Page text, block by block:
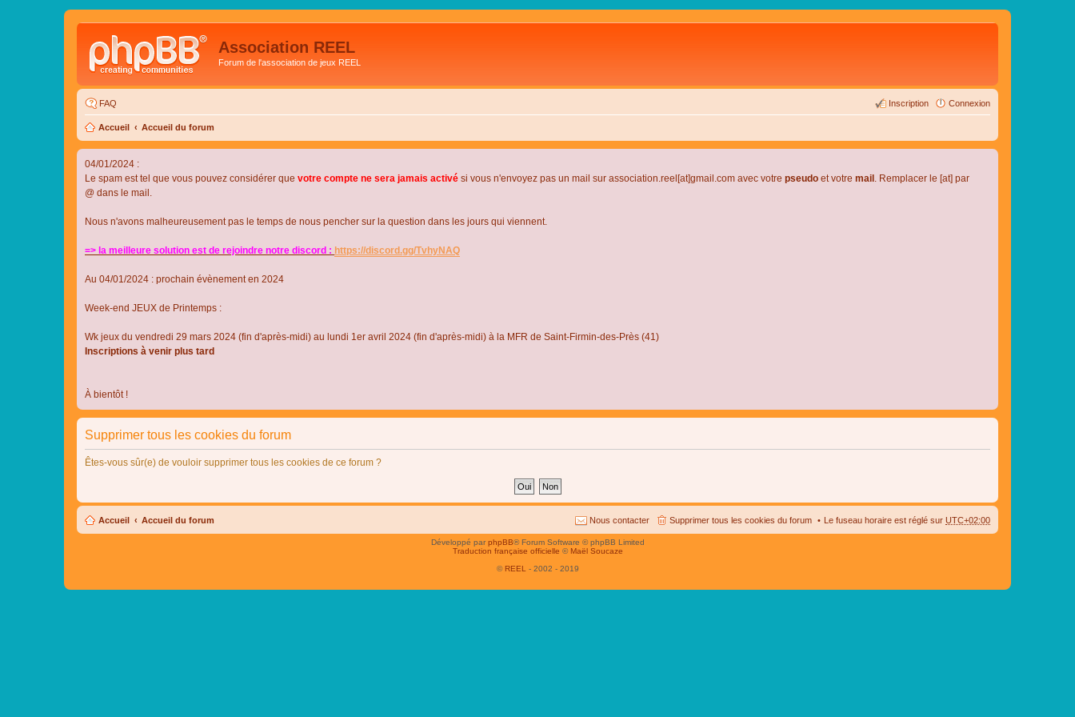
Association REEL
Forum de l'association de jeux REEL
FAQ Connexion
Inscription
Accueil Accueil du forum
04/01/2024 :
Le spam est tel que vous pouvez considérer que votre compte ne sera jamais activé si vous n'envoyez pas un mail sur association.reel[at]gmail.com avec votre pseudo et votre mail . Remplacer le [at] par
@ dans le mail.
Nous n'avons malheureusement pas le temps de nous pencher sur la question dans les jours qui viennent.
=> la meilleure solution est de rejoindre notre discord : https://discord.gg/TvhyNAQ
Au 04/01/2024 : prochain évènement en 2024
Week-end JEUX de Printemps :
Wk jeux du vendredi 29 mars 2024 (fin d'après-midi) au lundi 1er avril 2024 (fin d'après-midi) à la MFR de Saint-Firmin-des-Près (41)
Inscriptions à venir plus tard
À bientôt !
Supprimer tous les cookies du forum
Êtes-vous sûr(e) de vouloir supprimer tous les cookies de ce forum ?
Accueil Accueil du forum Le fuseau horaire est réglé sur UTC+02:00
Supprimer tous les cookies du forum
Nous contacter
Développé parphpBB® Forum Software © phpBB Limited
Traduction française officielle © Maël Soucaze
© REEL - 2002 - 2019